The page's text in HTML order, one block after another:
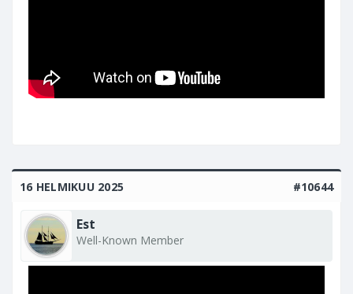
16 HELMIKUU 2025 #10644
Est
Well-Known Member